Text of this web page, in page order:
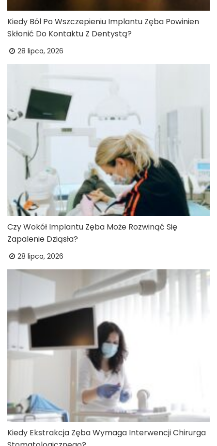
Kiedy Ból Po Wszczepieniu Implantu Zęba Powinien
Skłonić Do Kontaktu Z Dentystą?
28 lipca, 2026
Czy Wokół Implantu Zęba Może Rozwinąć Się
Zapalenie Dziąsła?
28 lipca, 2026
Kiedy Ekstrakcja Zęba Wymaga Interwencji Chirurga